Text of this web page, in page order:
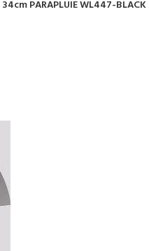
PARAPLUIE WL447-BLACK